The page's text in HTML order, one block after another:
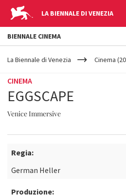
LA BIENNALE DI VENEZIA
YOUR
ARE
La Biennale di Venezia Cinema
CINEMA
EGGSCAPE
Venice Immersive
Regia:
German Heller
Produzione:
BIENNALE CINEMA